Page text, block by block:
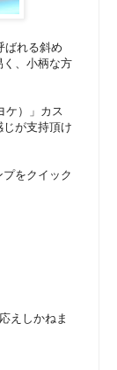
ばれる斜め
く、小柄な方
ケ）」カス
が支持頂け
をクイック
えしかねま